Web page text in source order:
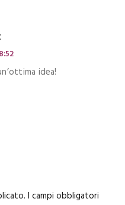
idea!
I campi obbligatori